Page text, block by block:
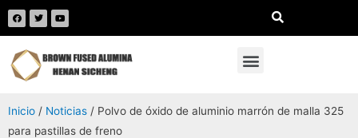
Inicio / Noticias / Polvo de óxido de aluminio marrón de malla 325
para pastillas de freno